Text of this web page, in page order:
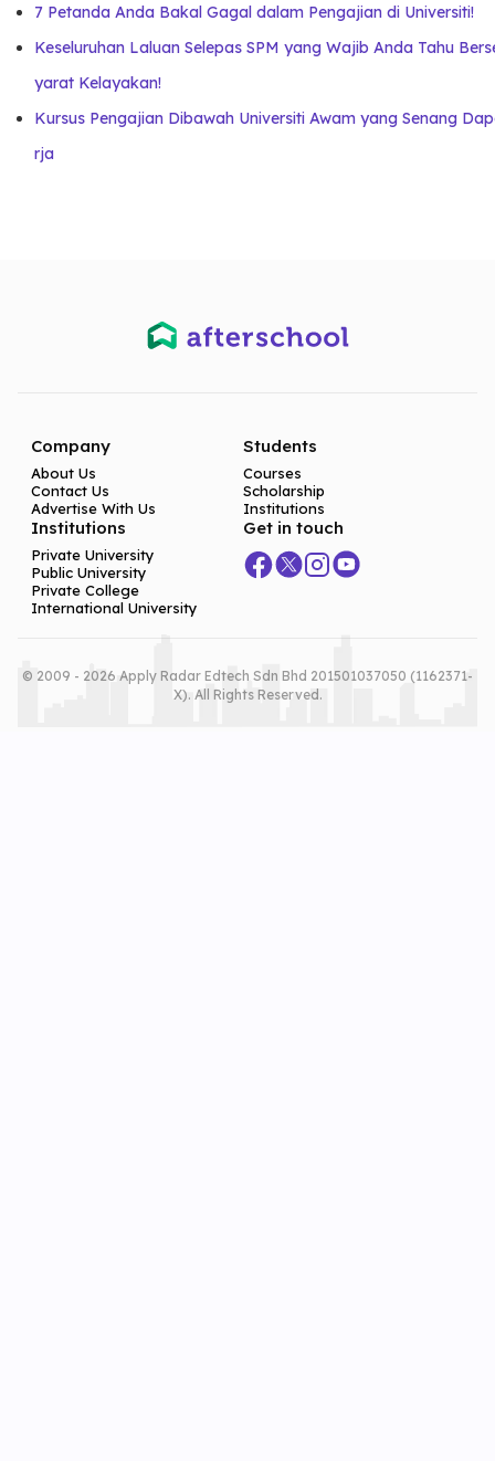
7 Petanda Anda Bakal Gagal dalam Pengajian di Universiti!
Keseluruhan Laluan Selepas SPM yang Wajib Anda Tahu
yarat Kelayakan!
Kursus Pengajian Dibawah Universiti Awam yang Senang
rja
Company
About Us
Contact Us
Advertise With Us
Students
Courses
Scholarship
Institutions
Institutions
Private University
Public University
Private College
International University
Get in touch
© 2009 - 2026 Apply Radar Edtech Sdn Bhd 201501037050 (1162371-
X). All Rights Reserved.